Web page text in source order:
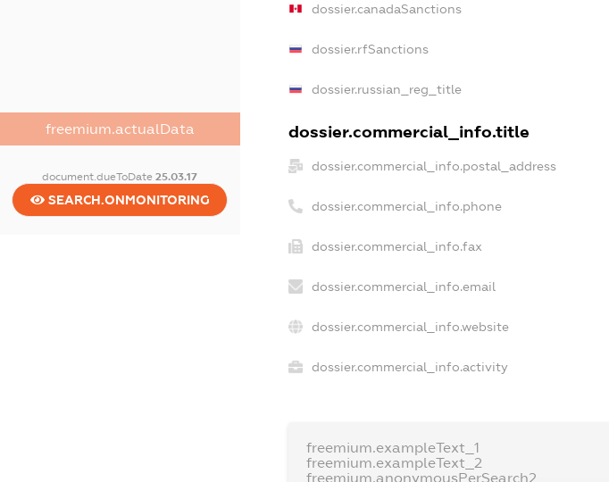
freemium.actualData
document.dueToDate25.03.17
SEARCH.ONMONITORING
dossier.canadaSanctions
dossier.rfSanctions
dossier.russian_reg_title
dossier.commercial_info.title
dossier.commercial_info.postal_address
dossier.commercial_info.phone
dossier.commercial_info.fax
dossier.commercial_info.email
dossier.commercial_info.website
dossier.commercial_info.activity
freemium.exampleText_1
freemium.exampleText_2
freemium.anonymousPerSearch2